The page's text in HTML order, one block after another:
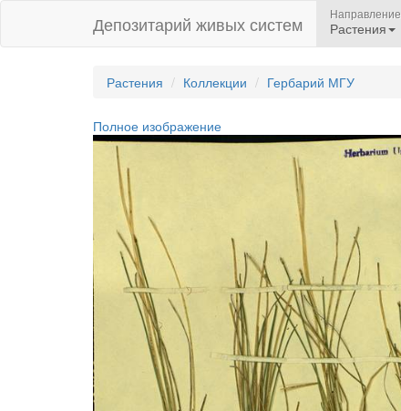
Депозитарий живых систем Направление
Растения
Растения Коллекции Гербарий МГУ
Полное изображение